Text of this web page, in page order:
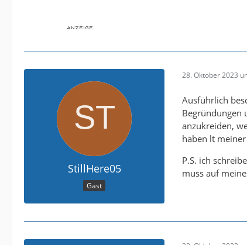
StillHere05
Gast
28. Oktober 2023
Ausführlich
Begründungen
anzukreiden,
haben lt
P.S. ich
muss auf